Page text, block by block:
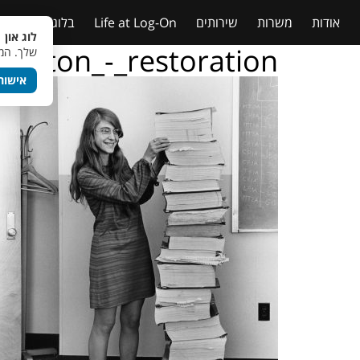
אודות משרות שירותים Life at Log-On בלוג
_restoration
לוג
שלך.